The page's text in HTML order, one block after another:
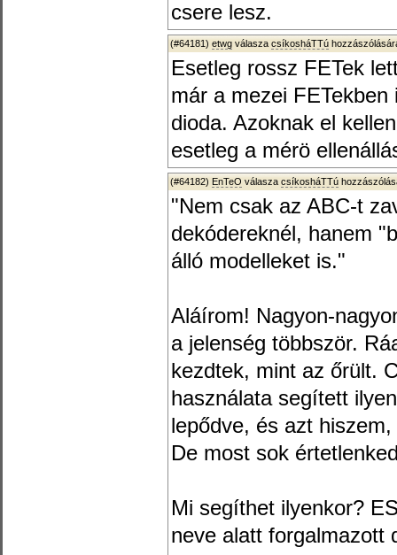
csere lesz.
(#64181) etwg válasza csíkosháTTú
Esetleg rossz FETek
már a mezei
dioda. Azoknak el
esetleg a mérö
(#64182) EnTeO válasza csíkosháTTú
"Nem csak az ABC-t
dekódereknél, hanem
álló modelleket is."
Aláírom! Nagyon-
a jelenség többször.
kezdtek, mint az őrült.
használata segített
lepődve, és azt
De most sok
Mi segíthet ilyenkor?
neve alatt forgalmazott